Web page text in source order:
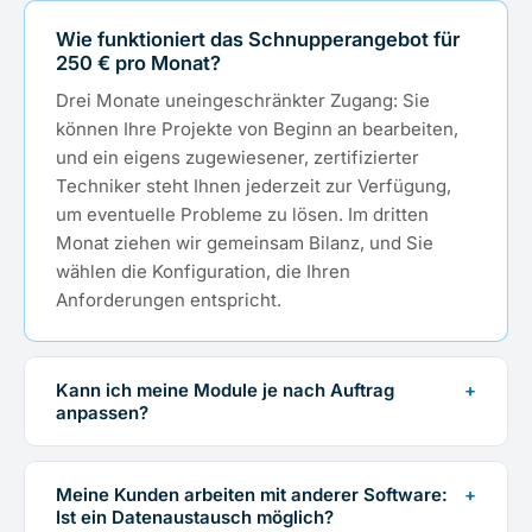
Wie funktioniert das Schnupperangebot für
250 € pro Monat?
Drei Monate uneingeschränkter Zugang: Sie
können Ihre Projekte von Beginn an bearbeiten,
und ein eigens zugewiesener, zertifizierter
Techniker steht Ihnen jederzeit zur Verfügung,
um eventuelle Probleme zu lösen. Im dritten
Monat ziehen wir gemeinsam Bilanz, und Sie
wählen die Konfiguration, die Ihren
Anforderungen entspricht.
Kann ich meine Module je nach Auftrag
anpassen?
+
Meine Kunden arbeiten mit anderer Software:
Ist ein Datenaustausch möglich?
+